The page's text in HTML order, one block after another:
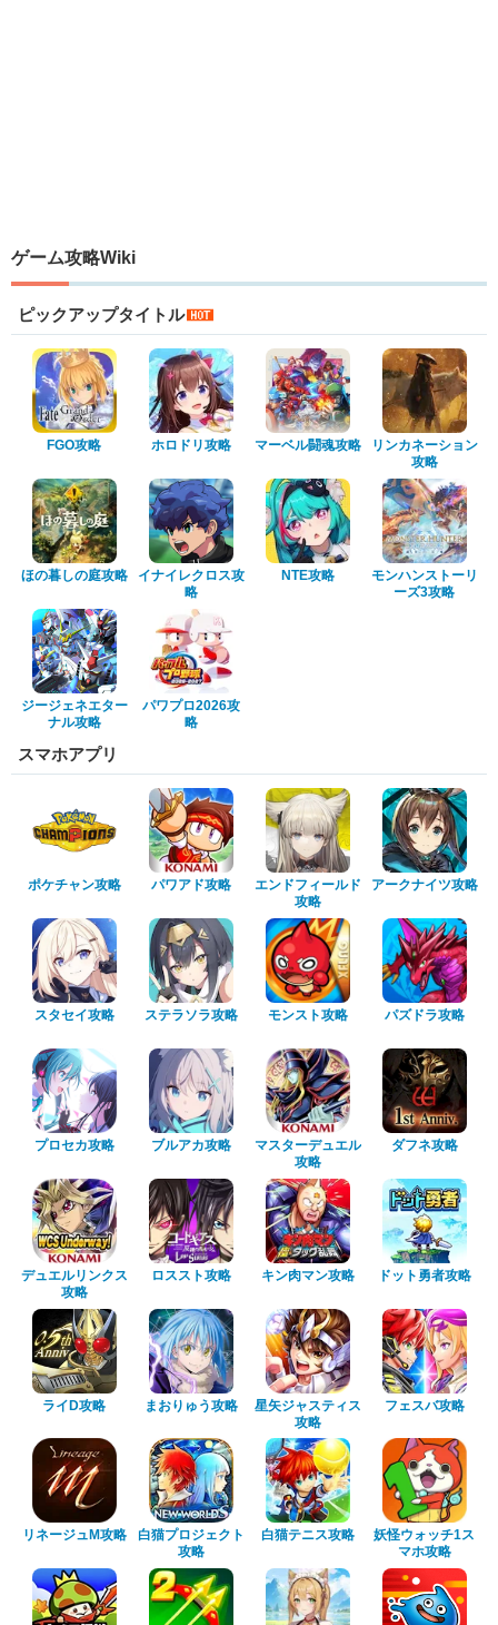
ゲーム攻略Wiki
ピックアップタイトル
FGO攻略 ホロドリ攻略 マーベル闘魂攻略
リンカネーション
攻略
ほの暮しの庭攻略
イナイレクロス攻
略
NTE攻略
モンハンストーリ
ーズ3攻略
ジージェネエター
ナル攻略
パワプロ2026攻
略
スマホアプリ
ポケチャン攻略 パワアド攻略
エンドフィールド
攻略
アークナイツ攻略
スタセイ攻略 ステラソラ攻略 モンスト攻略 パズドラ攻略
プロセカ攻略 ブルアカ攻略
マスターデュエル
攻略
ダフネ攻略
デュエルリンクス
攻略
ロススト攻略 キン肉マン攻略 ドット勇者攻略
ライD攻略 まおりゅう攻略
星矢ジャスティス
攻略
フェスバ攻略
リネージュM攻略
白猫プロジェクト
攻略
白猫テニス攻略
妖怪ウォッチ1ス
マホ攻略